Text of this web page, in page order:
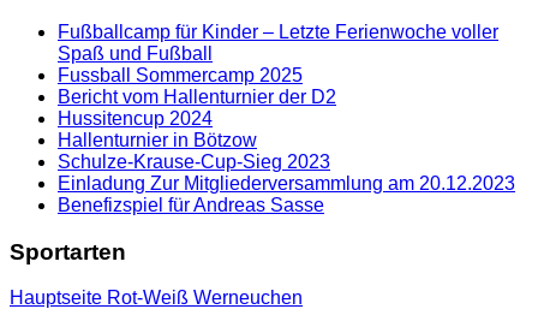
Fußballcamp für Kinder – Letzte Ferienwoche voller
Spaß und Fußball
Fussball Sommercamp 2025
Bericht vom Hallenturnier der D2
Hussitencup 2024
Hallenturnier in Bötzow
Schulze-Krause-Cup-Sieg 2023
Einladung Zur Mitgliederversammlung am 20.12.2023
Benefizspiel für Andreas Sasse
Sportarten
Hauptseite Rot-Weiß Werneuchen